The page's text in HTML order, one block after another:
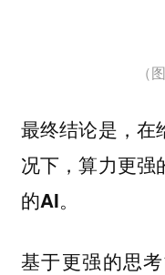
（
最终结论是，在
况下，算力更强
的AI。
基于更强的思